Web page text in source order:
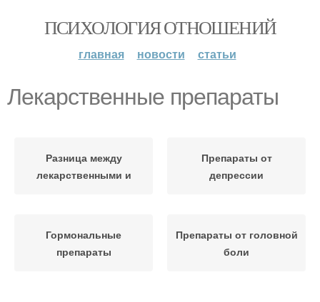
ПСИХОЛОГИЯ ОТНОШЕНИЙ
главная новости статьи
Лекарственные препараты
Разница между
лекарственными и
Препараты от
депрессии
Гормональные
препараты
Препараты от головной
боли